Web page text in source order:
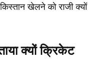
खेलने को राजी क्यों
क्यों क्रिकेट